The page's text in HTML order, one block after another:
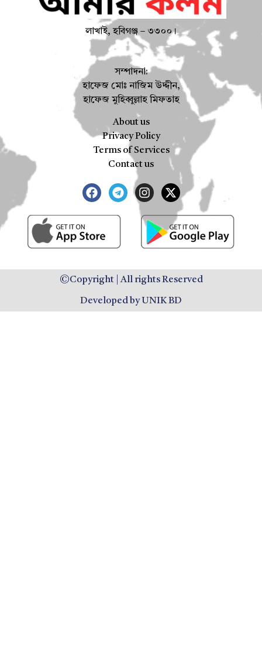
লাখাই, হবিগঞ্জ – ৩৩০০।
সম্পাদনা:
হাফেজ মোঃ নাজিম উদ্দীন,
হাফেজ মুহিব্বুল্লাহ মিফতাহ
About us
Privacy Policy
Terms of Services
Contact us
©Copyright | All rights Reserved
Developed by UNIK BD